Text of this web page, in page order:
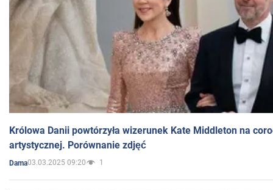
Królowa Danii powtórzyła wizerunek Kate Middleton na
artystycznej. Porównanie zdjęć
Dama03.03.2025 09:20 1